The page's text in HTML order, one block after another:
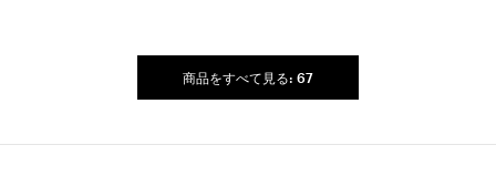
商品をすべて見る: 67